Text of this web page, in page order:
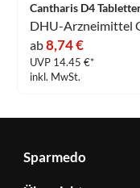
Cantharis D4
ab8,74 €
UVP 14.45 €*
inkl. MwSt.
Sparmedo
Über